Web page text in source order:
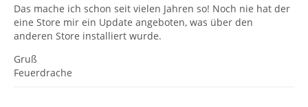
Das mache ich schon seit vielen Jahren so! Noch nie hat der
eine Store mir ein Update angeboten, was über den
anderen Store installiert wurde.
Gruß
Feuerdrache